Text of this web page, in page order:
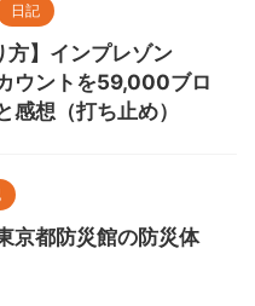
日記
方】インプレゾン
ウントを59,000ブロ
感想（打ち止め）
京都防災館の防災体